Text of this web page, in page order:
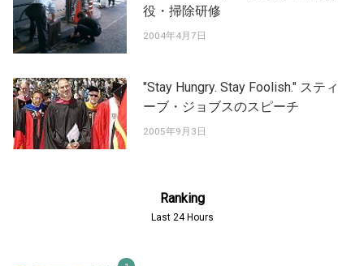
役・掃除研修
2004年4月7日
"Stay Hungry. Stay Foolish." スティ
ーブ・ジョブスのスピーチ
2005年9月3日
Ranking
Last 24 Hours